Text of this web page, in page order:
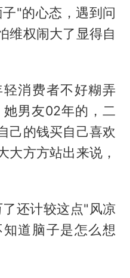
"的心态，遇到问
维权闹大了显得自
消费者不好糊弄
男友02年的，二
己的钱买自己喜欢
大方方站出来说，
还计较这点"风凉
道脑子是怎么想